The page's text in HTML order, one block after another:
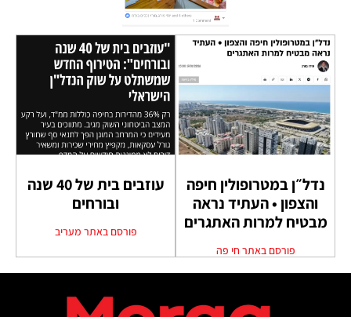
נדל״ן במטרופולין חיפה
והצפון • העתיד נראה
מבטיח למרות האתגרים
פורסם באתר חי פה
עוזבים בית של 40 שנה
ובורחים
פורסם באתר מעריב